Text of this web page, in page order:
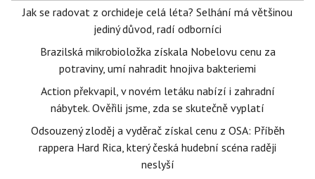
Jak se radovat z orchideje celá léta? Selhání má většinou
jediný důvod, radí odborníci
Brazilská mikrobioložka získala Nobelovu cenu za
potraviny, umí nahradit hnojiva bakteriemi
Action překvapil, v novém letáku nabízí i zahradní
nábytek. Ověřili jsme, zda se skutečně vyplatí
Odsouzený zloděj a vyděrač získal cenu z OSA: Příběh
rappera Hard Rica, který česká hudební scéna raději
neslyší